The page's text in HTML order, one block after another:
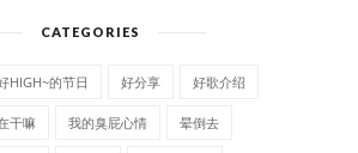
CATEGORIES
HIGH~的节日 好分享 好歌介绍
干嘛 我的臭屁心情 晕倒去